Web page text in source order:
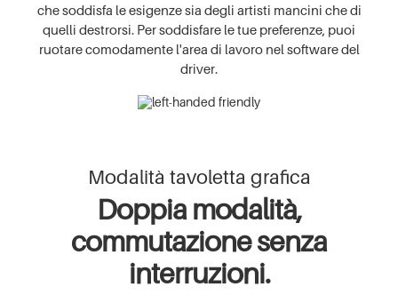
che soddisfa le esigenze sia degli artisti mancini che di
quelli destrorsi. Per soddisfare le tue preferenze, puoi
ruotare comodamente l'area di lavoro nel software del
driver.
Modalità tavoletta grafica
Doppia modalità,
commutazione senza
interruzioni.